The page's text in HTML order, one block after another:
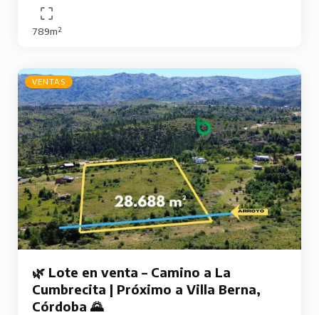
789m²
VENTAS
🌿 Lote en venta – Camino a La
Cumbrecita | Próximo a Villa Berna,
Córdoba 🌄